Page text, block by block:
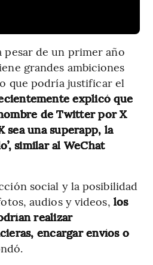
pesar de un primer año
grandes ambiciones
que podría justificar el
explicó que
de Twitter por X
sea una superapp, la
similar al WeChat
social y la posibilidad
audios y videos, los
realizar
encargar envíos o